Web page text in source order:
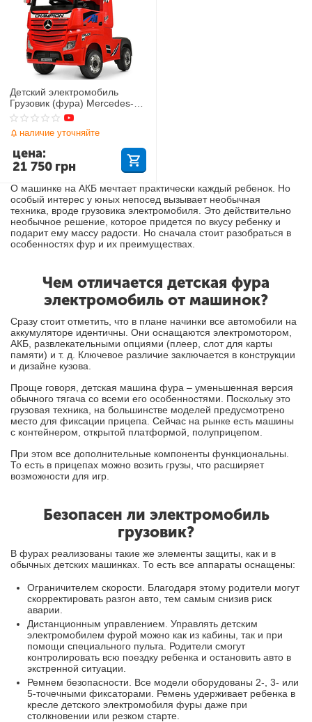
О машинке на АКБ мечтает практически каждый ребенок. Но
особый интерес у юных непосед вызывает необычная
техника, вроде грузовика электромобиля. Это действительно
необычное решение, которое придется по вкусу ребенку и
подарит ему массу радости. Но сначала стоит разобраться в
особенностях фур и их преимуществах.
Чем отличается детская фура
электромобиль от машинок?
Сразу стоит отметить, что в плане начинки все автомобили на
аккумуляторе идентичны. Они оснащаются электромотором,
АКБ, развлекательными опциями (плеер, слот для карты
памяти) и т. д. Ключевое различие заключается в конструкции
и дизайне кузова.
Проще говоря, детская машина фура – уменьшенная версия
обычного тягача со всеми его особенностями. Поскольку это
грузовая техника, на большинстве моделей предусмотрено
место для фиксации прицепа. Сейчас на рынке есть машины
с контейнером, открытой платформой, полуприцепом.
При этом все дополнительные компоненты функциональны.
То есть в прицепах можно возить грузы, что расширяет
возможности для игр.
Безопасен ли электромобиль
грузовик?
В фурах реализованы такие же элементы защиты, как и в
обычных детских машинках. То есть все аппараты оснащены:
Ограничителем скорости. Благодаря этому родители могут
скорректировать разгон авто, тем самым снизив риск
аварии.
Дистанционным управлением. Управлять детским
электромобилем фурой можно как из кабины, так и при
помощи специального пульта. Родители смогут
контролировать всю поездку ребенка и остановить авто в
экстренной ситуации.
Ремнем безопасности. Все модели оборудованы 2-, 3- или
5-точечными фиксаторами. Ремень удерживает ребенка в
кресле детского электромобиля фуры даже при
столкновении или резком старте.
Детский электромобиль
Грузовик (фура) Mercedes-
Benz Actros M 4208EBLR-3
наличие уточняйте
21 750 грн
цена: